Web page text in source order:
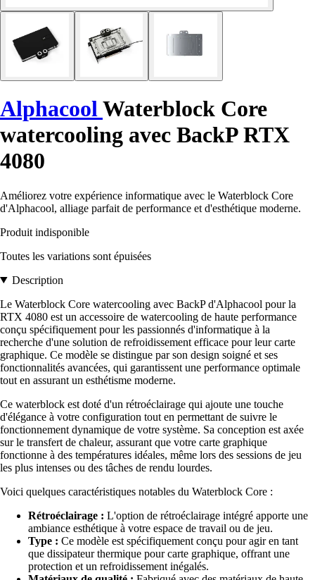
AlphacoolWaterblock Core
watercooling avec BackP RTX
4080
Améliorez votre expérience informatique avec le Waterblock Core
d'Alphacool, alliage parfait de performance et d'esthétique moderne.
Produit indisponible
Toutes les variations sont épuisées
Description
Le Waterblock Core watercooling avec BackP d'Alphacool pour la
RTX 4080 est un accessoire de watercooling de haute performance
conçu spécifiquement pour les passionnés d'informatique à la
recherche d'une solution de refroidissement efficace pour leur carte
graphique. Ce modèle se distingue par son design soigné et ses
fonctionnalités avancées, qui garantissent une performance optimale
tout en assurant un esthétisme moderne.
Ce waterblock est doté d'un rétroéclairage qui ajoute une touche
d'élégance à votre configuration tout en permettant de suivre le
fonctionnement dynamique de votre système. Sa conception est axée
sur le transfert de chaleur, assurant que votre carte graphique
fonctionne à des températures idéales, même lors des sessions de jeu
les plus intenses ou des tâches de rendu lourdes.
Voici quelques caractéristiques notables du Waterblock Core :
Rétroéclairage : L'option de rétroéclairage intégré apporte une
ambiance esthétique à votre espace de travail ou de jeu.
Type : Ce modèle est spécifiquement conçu pour agir en tant
que dissipateur thermique pour carte graphique, offrant une
protection et un refroidissement inégalés.